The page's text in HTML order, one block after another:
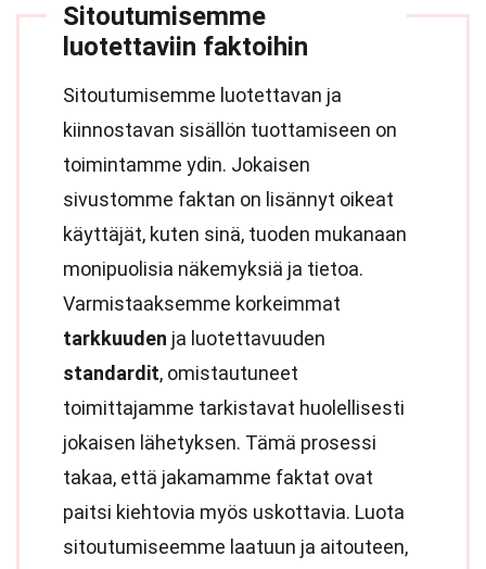
Sitoutumisemme
luotettaviin faktoihin
Sitoutumisemme luotettavan ja
kiinnostavan sisällön tuottamiseen on
toimintamme ydin. Jokaisen
sivustomme faktan on lisännyt oikeat
käyttäjät, kuten sinä, tuoden mukanaan
monipuolisia näkemyksiä ja tietoa.
Varmistaaksemme korkeimmat
tarkkuuden ja luotettavuuden
standardit, omistautuneet
toimittajamme tarkistavat huolellisesti
jokaisen lähetyksen. Tämä prosessi
takaa, että jakamamme faktat ovat
paitsi kiehtovia myös uskottavia. Luota
sitoutumiseemme laatuun ja aitouteen,